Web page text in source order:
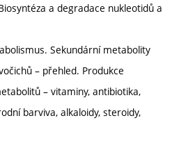
a degradace nukleotidů a
Sekundární metabolity
– přehled. Produkce
– vitaminy, antibiotika,
barviva, alkaloidy, steroidy,